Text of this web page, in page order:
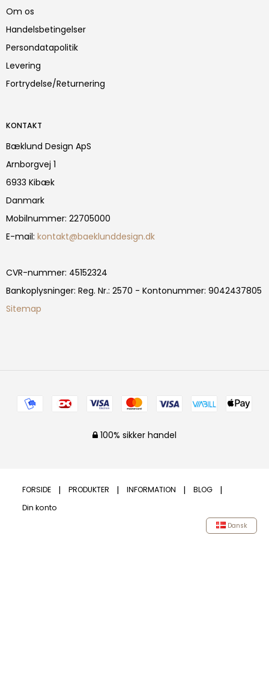
Om os
Handelsbetingelser
Persondatapolitik
Levering
Fortrydelse/Returnering
KONTAKT
Bæklund Design ApS
Arnborgvej 1
6933 Kibæk
Danmark
Mobilnummer: 22705000
E-mail: kontakt@baeklunddesign.dk
CVR-nummer: 45152324
Bankoplysninger: Reg. Nr.: 2570 - Kontonummer: 9042437805
Sitemap
100% sikker handel
FORSIDE PRODUKTER INFORMATION
BLOG
Din konto
Dansk